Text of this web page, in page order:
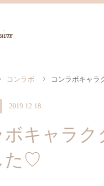
コンラボ コンラボキャラ
2019.12.18
ボキャラ
た♡